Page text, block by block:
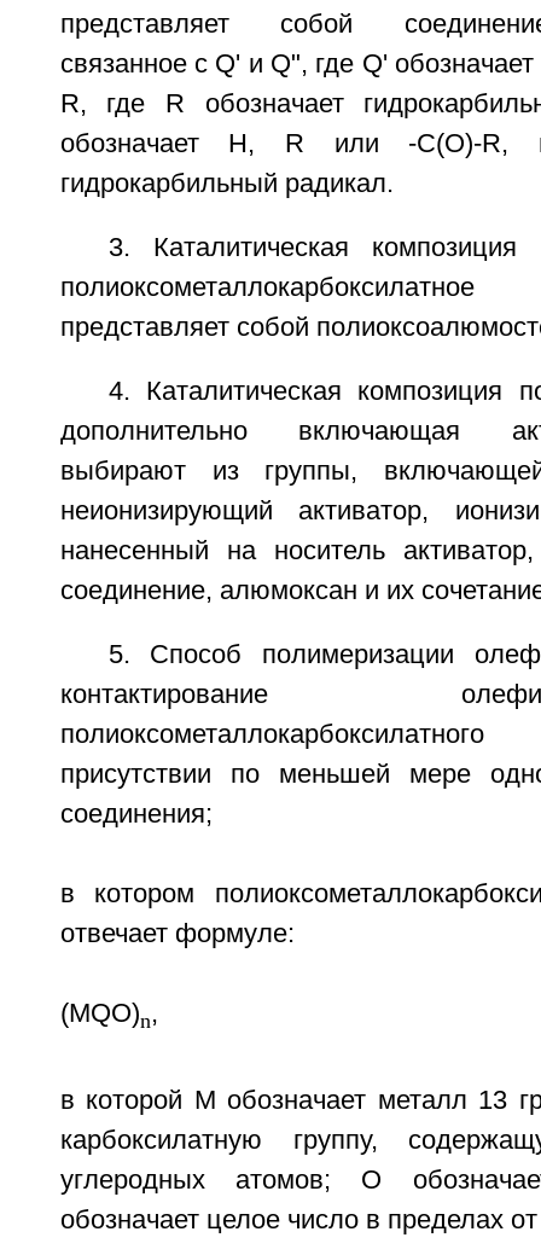
представляет собой
связанное с Q' и Q", где Q'
R, где R обозначает
обозначает Н, R или -C(O)-R,
гидрокарбильный радикал.
3. Каталитическая
представляет собой
4. Каталитическая композиция
дополнительно включающая
выбирают из группы,
неионизирующий активатор,
нанесенный на носитель
соединение, алюмоксан и их
5. Способ полимеризации
контактирование
присутствии по меньшей мере
соединения;
в котором
отвечает формуле:
(MQO)n,
в которой М обозначает металл 13
карбоксилатную группу,
углеродных атомов; О
обозначает целое число в пределах